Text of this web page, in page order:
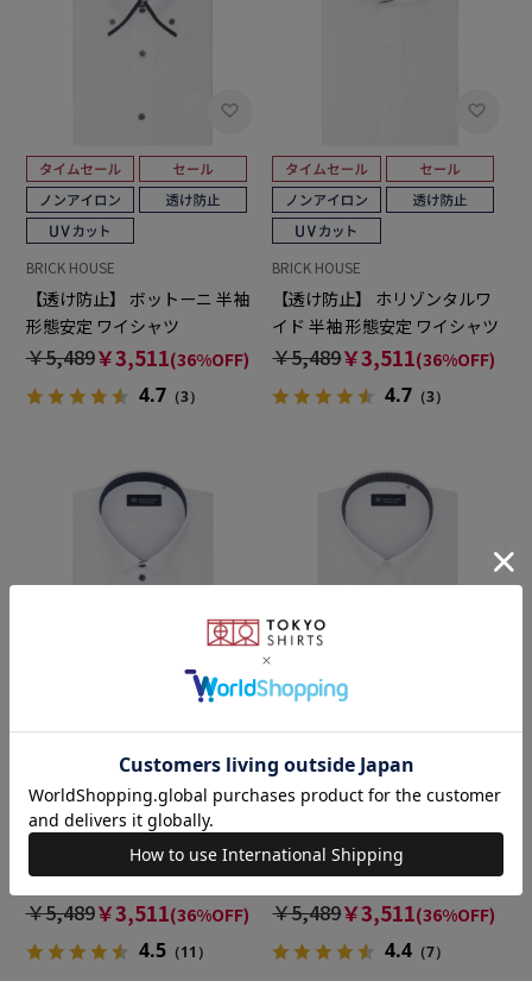
BRICK HOUSE
【透け防止】 ボットーニ 半袖
形態安定 ワイシャツ
￥5,489￥3,511(36%OFF)
4.7（3）
BRICK HOUSE
【透け防止】 ホリゾンタルワ
イド 半袖 形態安定 ワイシャツ
￥5,489￥3,511(36%OFF)
4.7 （3）
BRICK HOUSE
【透け防止】 ワイド 半袖 形態
安定 ワイシャツ
￥5,489￥3,511(36%OFF)
4.5（11）
【透け防止】 ボタンダウン 半
袖 形態安定 ワイシャツ
￥5,489￥3,511(36%OFF)
4.4 （7）